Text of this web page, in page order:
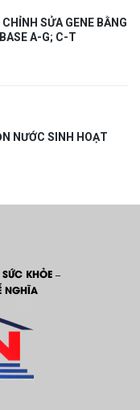
SỬA GENE BẰNG
A-G; C-T
NƯỚC SINH HOẠT
KHỎE –
NGHĨA